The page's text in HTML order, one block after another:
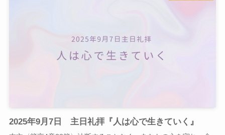
2025年9月7日 主日礼拝『人は心で生きていく』